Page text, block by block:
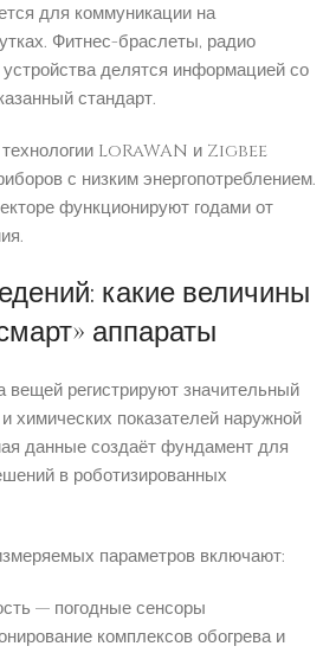
для коммуникации на
Фитнес-браслеты, радио
делятся информацией со
стандарт.
LoRaWAN и Zigbee
с низким энергопотреблением.
функционируют годами от
какие величины
аппараты
вещей регистрируют значительный
химических показателей наружной
данные создаёт фундамент для
в роботизированных
параметров включают:
— погодные сенсоры
комплексов обогрева и